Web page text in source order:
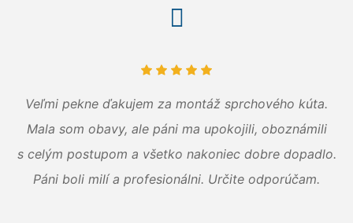
Veľmi pekne ďakujem za montáž sprchového kúta.
Mala som obavy, ale páni ma upokojili, oboznámili
s celým postupom a všetko nakoniec dobre dopadlo.
Páni boli milí a profesionálni. Určite odporúčam.